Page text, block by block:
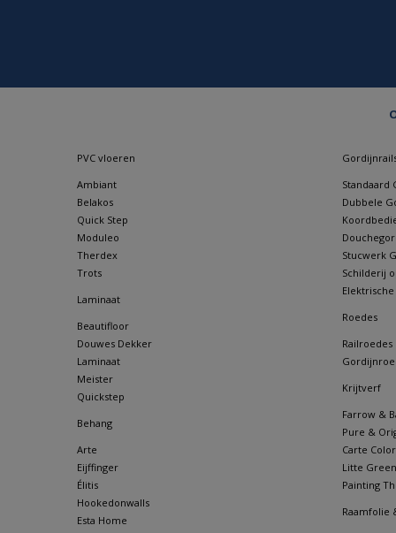
PVC vloeren
Ambiant
Belakos
Quick Step
Moduleo
Therdex
Trots
Laminaat
Beautifloor
Douwes Dekker
Laminaat
Meister
Quickstep
Behang
Arte
Eijffinger
Élitis
Hookedonwalls
Esta Home
Standaard
Dubbele
Stucwerk
Schilderij
Roedes
Railroedes
Krijtverf
Farrow &
Pure &
Carte
Litte
Painting
Raamfolie